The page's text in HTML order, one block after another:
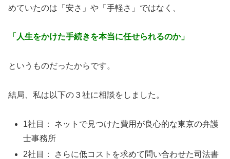
めていたのは「安さ」や「手軽さ」ではなく、
「人生をかけた手続きを本当に任せられるのか」
というものだったからです。
結局、私は以下の３社に相談をしました。
1社目： ネットで見つけた費用が良心的な東京の弁護
士事務所
2社目： さらに低コストを求めて問い合わせた司法書